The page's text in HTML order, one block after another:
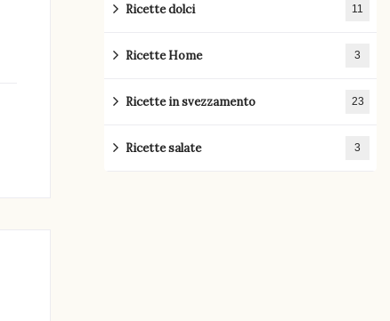
Ricette dolci 11
Ricette Home 3
Ricette in svezzamento 23
Ricette salate 3